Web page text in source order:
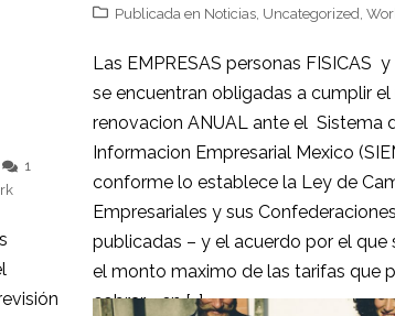
1
Publicada en Noticias, Uncategorized,
Las EMPRESAS personas FISICAS y
se encuentran obligadas a cumplir
renovacion ANUAL ante el Sistema
Informacion Empresarial Mexico
conforme lo establece la Ley de
Empresariales y sus Confederaciones
publicadas – y el acuerdo por el que
el monto maximo de las tarifas que
cobrar- en […]